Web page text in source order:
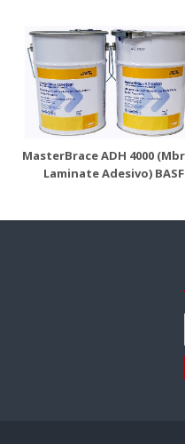
MasterBrace ADH 4000
Laminate Adesivo) BASF
MasterBrace
(Mbrace
Ürün Detayı